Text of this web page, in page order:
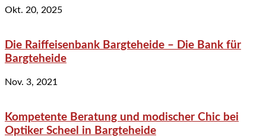
Okt. 20, 2025
Die Raiffeisenbank Bargteheide – Die Bank für
Bargteheide
Nov. 3, 2021
Kompetente Beratung und modischer Chic bei
Optiker Scheel in Bargteheide